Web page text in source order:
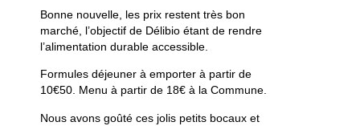
Bonne nouvelle, les prix restent très bon
marché, l’objectif de Délibio étant de rendre
l’alimentation durable accessible.
Formules déjeuner à emporter à partir de
10€50. Menu à partir de 18€ à la Commune.
Nous avons goûté ces jolis petits bocaux et